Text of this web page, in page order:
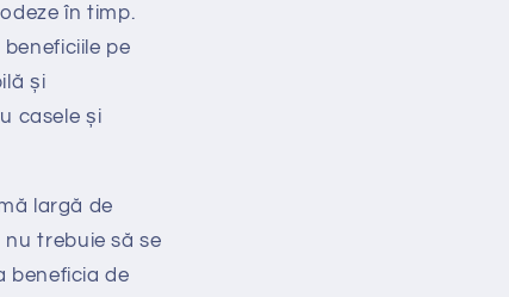
în timp.
pe
și
casele și
largă de
trebuie să se
beneficia de